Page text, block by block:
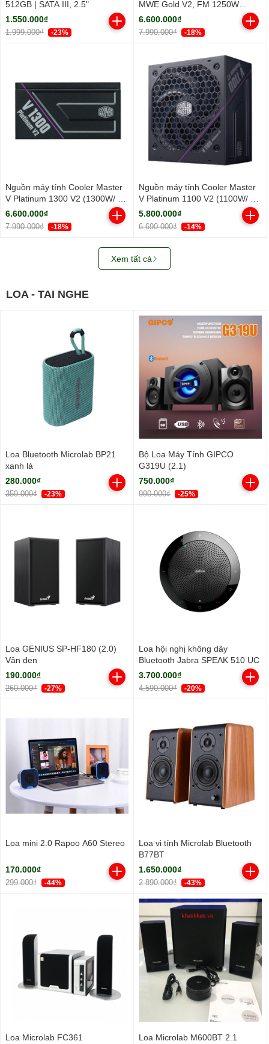
512GB | SATA III, 2.5"
1.550.000₫
1.999.000₫ -23%
MWE Gold V2, FM 1250W
ATX3.1 A/EU Cable (80 Plus
Gold/ Full-Modular/ ATX/ Đen)
6.600.000₫
7.990.000₫ -18%
Nguồn máy tính Cooler Master
V Platinum 1300 V2 (1300W/ 80
Plus Platinum/ Full-Modular/
ATX/ Đen)
6.600.000₫
7.990.000₫ -18%
Nguồn máy tính Cooler Master
V Platinum 1100 V2 (1100W/ 80
Plus Platinum/ Full-Modular/
ATX/ Đen)
5.800.000₫
6.690.000₫ -14%
Xem tất cả
LOA - TAI NGHE
Loa Bluetooth Microlab BP21
xanh lá
280.000₫
359.000₫ -23%
Bộ Loa Máy Tính GIPCO
G319U (2.1)
750.000₫
990.000₫ -25%
Loa GENIUS SP-HF180 (2.0)
Vân đen
190.000₫
260.000₫ -27%
Loa hội nghị không dây
Bluetooth Jabra SPEAK 510 UC
3.700.000₫
4.590.000₫ -20%
Loa mini 2.0 Rapoo A60 Stereo
170.000₫
299.000₫ -44%
Loa vi tính Microlab Bluetooth
B77BT
1.650.000₫
2.890.000₫ -43%
Loa Microlab FC361
Loa Microlab M600BT 2.1